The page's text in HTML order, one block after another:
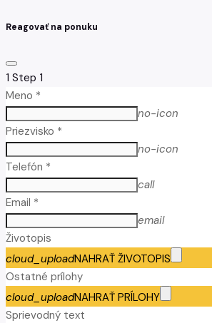
Reagovať na ponuku
1 Step 1
Meno *
no-icon
Priezvisko *
no-icon
Telefón *
call
Email *
email
Životopis
cloud_uploadNAHRAŤ ŽIVOTOPIS
Ostatné prílohy
cloud_uploadNAHRAŤ PRÍLOHY
Sprievodný text